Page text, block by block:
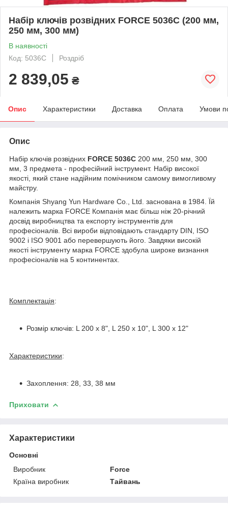
Набір ключів розвідних FORCE 5036C (200 мм,
250 мм, 300 мм)
В наявності
Код: 5036C
Роздріб
2 839,05 ₴
Опис Характеристики Доставка Оплата Умови
Опис
Набір ключів розвідних FORCE 5036C 200 мм, 250 мм, 300
мм, 3 предмета - професійний інструмент. Набір високої
якості, який стане надійним помічником самому вимогливому
майстру.
Компанія Shyang Yun Hardware Co., Ltd. заснована в 1984. Їй
належить марка FORCE Компанія має більш ніж 20-річний
досвід виробництва та експорту інструментів для
професіоналів. Всі вироби відповідають стандарту DIN, ISO
9002 і ISO 9001 або перевершують його. Завдяки високій
якості інструменту марка FORCE здобула широке визнання
професіоналів на 5 континентах.
Комплектація:
Розмір ключів: L 200 х 8", L 250 х 10", L 300 х 12"
Характеристики:
Захоплення: 28, 33, 38 мм
Приховати
Характеристики
Основні
Виробник
Force
Країна виробник
Тайвань